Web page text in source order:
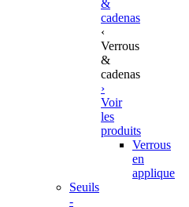
&
cadenas
‹
Verrous
&
cadenas
›
Voir
les
produits
Verrous
en
applique
Seuils
-